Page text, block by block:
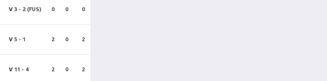
V 3 - 2 (FUS) 0 0 0
V 5 - 1 2 0 2
V 11 - 4 2 0 2